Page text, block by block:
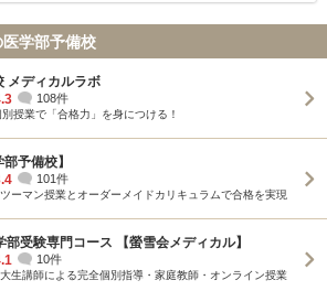
医学部予備校
メディカルラボ
108件
授業で「合格力」を身につける！
予備校】
101件
ーマン授業とオーダーメイドカリキュラムで合格を実現
受験専門コース 【螢雪会メディカル】
10件
生講師による完全個別指導・家庭教師・オンライン授業